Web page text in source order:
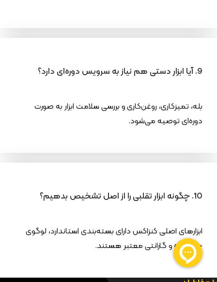
9. آیا ابزار دستی هم نیاز به سرویس دوره‌ای دارد؟
بله، تمیزکاری، روغن‌کاری و بررسی سلامت ابزار به صورت
دوره‌ای توصیه می‌شود.
10. چگونه ابزار تقلبی را از اصل تشخیص بدهیم؟
ابزارهای اصلی کنزاکس دارای بسته‌بندی استاندارد، لوگوی
حک‌شده و گارانتی معتبر هستند.